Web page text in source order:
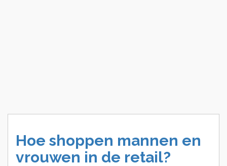
Hoe shoppen mannen en
vrouwen in de retail?